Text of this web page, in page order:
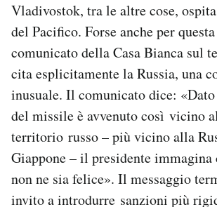
Vladivostok, tra le altre cose,
del Pacifico. Forse anche per
comunicato della Casa Bianca sul
cita esplicitamente la Russia, una
inusuale. Il comunicato dice:
del missile è avvenuto così vicino
territorio russo – più vicino alla
Giappone – il presidente immagina
non ne sia felice». Il messaggio
invito a introdurre sanzioni più